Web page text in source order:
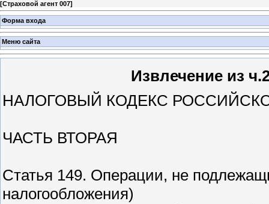
[Страховой агент 007]
Форма входа
Меню сайта
Извлечение из
НАЛОГОВЫЙ КОДЕКС
ЧАСТЬ ВТОРАЯ
Статья 149. Операции, не
налогообложения)